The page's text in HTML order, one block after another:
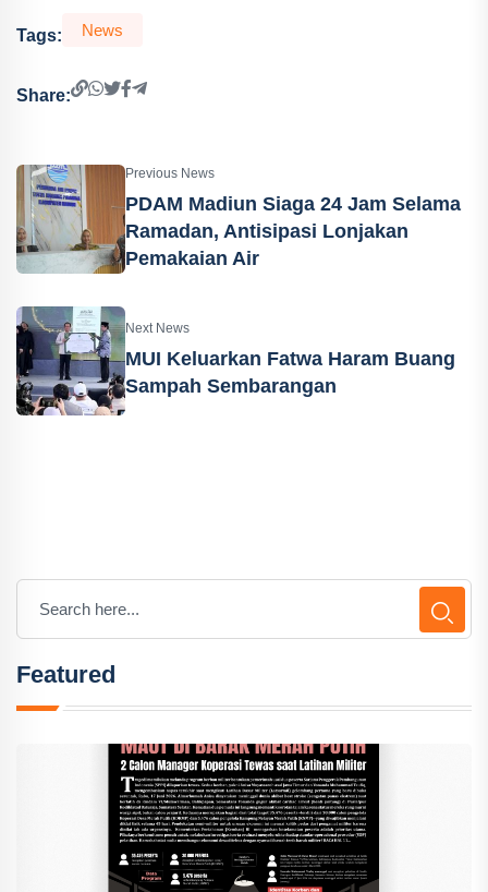
Tags: News
Share:
Previous News
PDAM Madiun Siaga 24 Jam Selama
Ramadan, Antisipasi Lonjakan
Pemakaian Air
Next News
MUI Keluarkan Fatwa Haram Buang
Sampah Sembarangan
Featured